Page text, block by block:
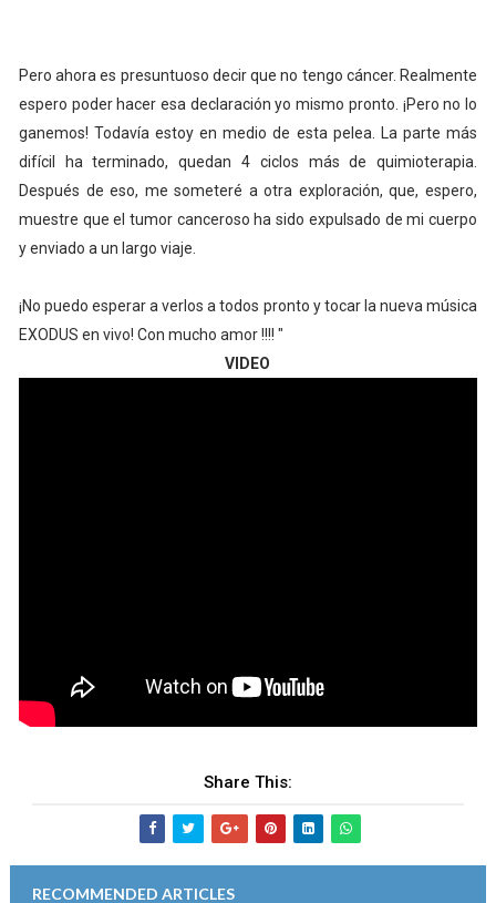
Pero ahora es presuntuoso decir que no tengo cáncer. Realmente
espero poder hacer esa declaración yo mismo pronto. ¡Pero no lo
ganemos! Todavía estoy en medio de esta pelea. La parte más
difícil ha terminado, quedan 4 ciclos más de quimioterapia.
Después de eso, me someteré a otra exploración, que, espero,
muestre que el tumor canceroso ha sido expulsado de mi cuerpo
y enviado a un largo viaje.
¡No puedo esperar a verlos a todos pronto y tocar la nueva música
EXODUS en vivo! Con mucho amor !!!! "
VIDEO
Share This:
RECOMMENDED ARTICLES